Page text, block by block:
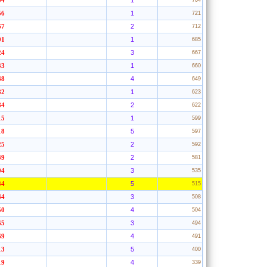
1 721
2 712
1 685
3 667
1 660
4 649
1 623
2 622
1 599
5 597
2 592
2 581
3 535
5 515
3 508
4 504
3 494
4 491
5 400
4 339